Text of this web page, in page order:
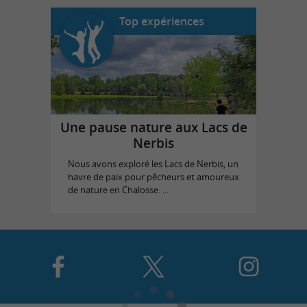
Top expériences
Une pause nature aux Lacs de
Nerbis
Nous avons exploré les Lacs de Nerbis, un
havre de paix pour pêcheurs et amoureux
de nature en Chalosse. ...